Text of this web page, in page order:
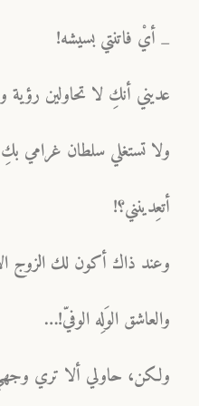
_ أيْ فاتنتي بسيشه!
عديني أنكِ لا تحاولين
ولا تستغلي سلطان غرامي
أتعِدينني؟!
وعند ذاك أكون لك الزوج
والعاشق الوَلِه الوفيّ!…
ولكن، حاولي ألا تري